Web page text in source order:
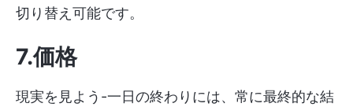
切り替え可能です。
7.価格
現実を見よう-一日の終わりには、常に最終的な結